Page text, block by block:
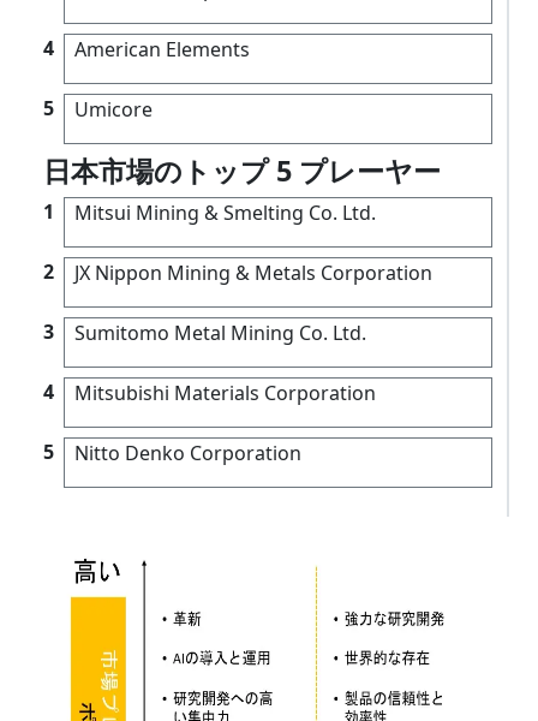
4 American Elements
5 Umicore
日本市場のトップ 5 プレーヤー
1 Mitsui Mining & Smelting Co. Ltd.
2 JX Nippon Mining & Metals Corporation
3 Sumitomo Metal Mining Co. Ltd.
4 Mitsubishi Materials Corporation
5 Nitto Denko Corporation